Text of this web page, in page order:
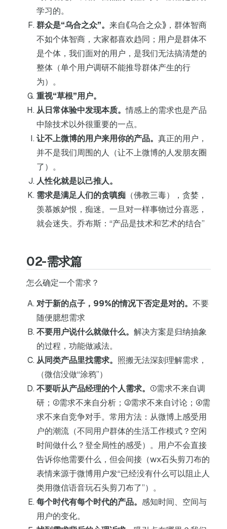
学习的。
群众是“乌合之众”。来自《乌合之众》，群体智商
不如个体智商，大家都喜欢趋同；用户是群体不
是个体，我们面对的用户，是我们无法搞清楚的
整体（单个用户调研不能推导群体产生的行
为）。
重视“草根”用户。
从日常体验中发现本质。情感上的需求也是产品
中除技术以外很重要的一点。
让不上微博的用户来用你的产品。真正的用户，
并不是我们周围的人（让不上微博的人发朋友圈
了）。
人性化就是以己推人。
需求是满足人们的贪嗔痴 （佛教三毒），贪婪，
羡慕嫉妒恨，痴迷。一旦对一样事物过分喜恶，
就会迷失。乔布斯：“产品是技术和艺术的结合”
02-需求篇
怎么确定一个需求？
对于新的点子，99%的情况下否定是对的。不要
随便臆想需求
不要用户说什么就做什么。解决方案是归纳抽象
的过程，功能做减法。
从同类产品里找需求。 照搬无法深刻理解需求，
（微信没做“涂鸦”）
不要听从产品经理的个人需求。 ①需求不来自调
研；②需求不来自分析；③需求不来自讨论；④需
求不来自竞争对手。常用方法：从微博上感受用
户的潮流（不同用户群体的生活工作模式？空闲
时间做什么？登全局性的感受）。用户不会直接
告诉你他需要什么，但会间接（wx石头剪刀布的
表情来源于微博用户发“已经没有什么可以阻止人
类用微信语音玩石头剪刀布了”）。
每个时代有每个时代的产品。感知时间、空间与
用户的变化。